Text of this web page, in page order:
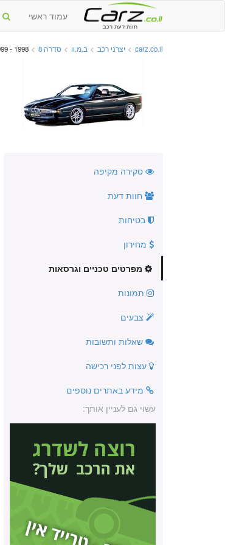
חוות דעת רכב
עמוד ראשי
carz.co.il
> יצרני רכב > ב.מ.וו > סדרה 8 > 1998 - 1999 - מפרטים טכניים וגרסאות
סקירה מקיפה
חוות דעת
בטיחות
מחירון
מפרטים טכניים וגרסאות
תמונות
צבעים
שאלות ותשובות
עצות לפני רכישה
מידע באתרים נוספים
עשוי גם לעניין אותך: